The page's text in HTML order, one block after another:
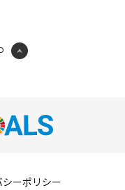
ーポリシー